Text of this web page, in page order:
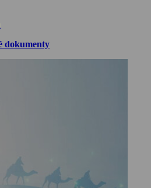
dokumenty